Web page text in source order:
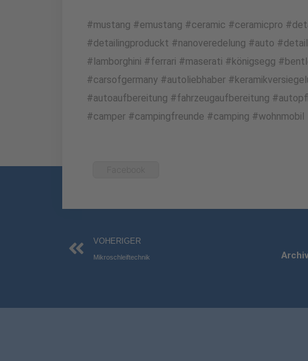
#mustang #emustang #ceramic #ceramicpro
#detailingproduckt #nanoveredelung #auto
#lamborghini #ferrari #maserati #königsegg
#carsofgermany #autoliebhaber
#autoaufbereitung #fahrzeugaufbereitung
#camper #campingfreunde #camping #wohnmobil
Archiv
Zurück
VOHERIGER
Mikroschleiftechnik